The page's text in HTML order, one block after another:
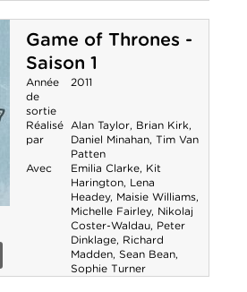
Game of Thrones -
Saison 1
Année
de
sortie
2011
Réalisé
par
Alan Taylor, Brian Kirk,
Daniel Minahan, Tim Van
Patten
Avec
Emilia Clarke, Kit
Harington, Lena
Headey, Maisie Williams,
Michelle Fairley, Nikolaj
Coster-Waldau, Peter
Dinklage, Richard
Madden, Sean Bean,
Sophie Turner